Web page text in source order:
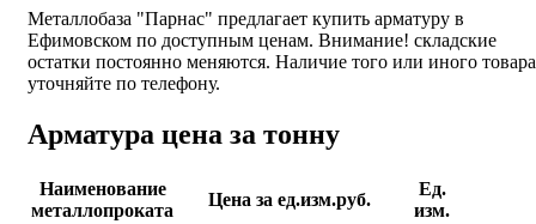
Металлобаза "Парнас" предлагает купить арматуру в
Ефимовском по доступным ценам. Внимание! складские
остатки постоянно меняются. Наличие того или иного товара
уточняйте по телефону.
Арматура цена за тонну
Наименование
металлопроката
Цена за ед.изм.руб.
Ед.
изм.